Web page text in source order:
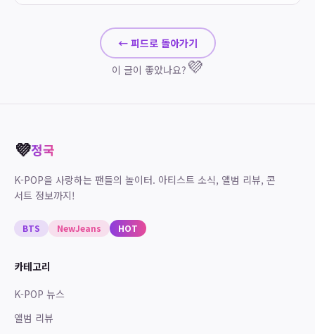
← 피드로 돌아가기
이 글이 좋았나요?💜
💜정국
K-POP을 사랑하는 팬들의 놀이터. 아티스트 소식, 앨범 리뷰, 콘
서트 정보까지!
BTS NewJeans HOT
카테고리
K-POP 뉴스
앨범 리뷰